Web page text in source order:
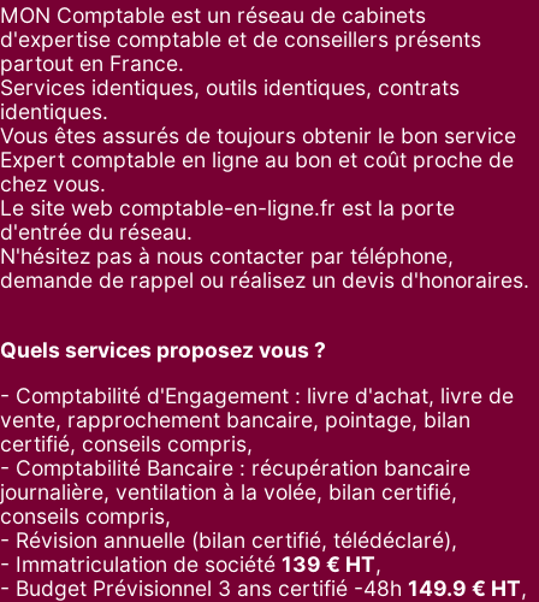
MON Comptable est un réseau de cabinets
d'expertise comptable et de conseillers présents
partout en France.
Services identiques, outils identiques, contrats
identiques.
Vous êtes assurés de toujours obtenir le bon service
Expert comptable en ligne au bon et coût proche de
chez vous.
Le site web comptable-en-ligne.fr est la porte
d'entrée du réseau.
N'hésitez pas à nous contacter par téléphone,
demande de rappel ou réalisez un devis d'honoraires.
Quels services proposez vous ?
- Comptabilité d'Engagement : livre d'achat, livre de
vente, rapprochement bancaire, pointage, bilan
certifié, conseils compris,
- Comptabilité Bancaire : récupération bancaire
journalière, ventilation à la volée, bilan certifié,
conseils compris,
- Révision annuelle (bilan certifié, télédéclaré),
- Immatriculation de société 139 € HT,
- Budget Prévisionnel 3 ans certifié -48h 149.9 € HT,